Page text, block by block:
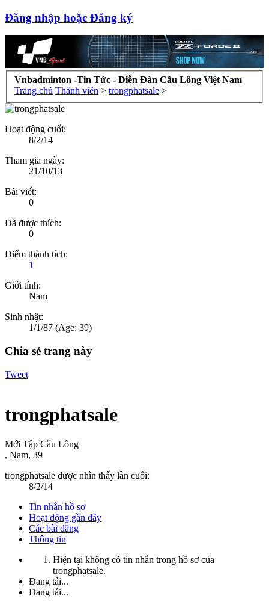
Đăng nhập hoặc Đăng ký
Vnbadminton -Tin Tức - Diễn Đàn Cầu Lông Việt Nam
Trang chủ Thành viên > trongphatsale >
Hoạt động cuối:
8/2/14
Tham gia ngày:
21/10/13
Bài viết:
0
Đã được thích:
0
Điểm thành tích:
1
Giới tính:
Nam
Sinh nhật:
1/1/87 (Age: 39)
Chia sẻ trang này
Tweet
trongphatsale
Mới Tập Cầu Lông
, Nam, 39
trongphatsale được nhìn thấy lần cuối:
8/2/14
Tin nhắn hồ sơ
Hoạt động gần đây
Các bài đăng
Thông tin
Hiện tại không có tin nhắn trong hồ sơ của
trongphatsale.
Đang tải...
Đang tải...